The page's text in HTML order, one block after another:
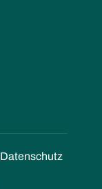
Datenschutz